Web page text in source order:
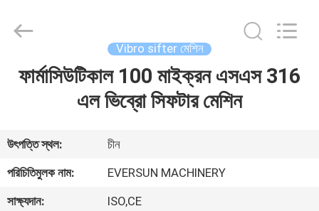
বাড়ি
VR
প্রদর্শন
Vibro sifter মেশিন
ফার্মাসিউটিকাল 100 মাইক্রন এসএস 316
এল ভিব্রো সিফটার মেশিন
উৎপত্তি স্থল:
চীন
পরিচিতিমুলক নাম:
EVERSUN MACHINERY
সাক্ষ্যদান:
ISO,CE